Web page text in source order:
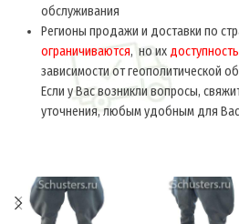
обслуживания
Регионы продажи и доставки по
ограничиваются, но их
зависимости от геополитической
Если у Вас возникли вопросы,
уточнения, любым удобным для